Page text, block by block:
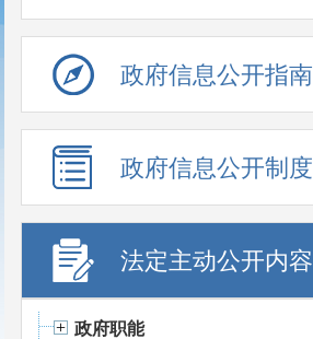
政府信息公开指南
政府信息公开制度
法定主动公开内容
政府职能